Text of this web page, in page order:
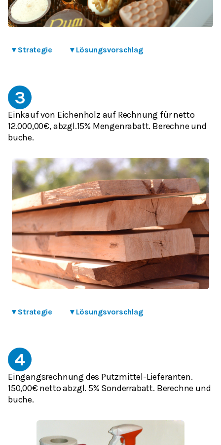
▾ Strategie ▾ Lösungsvorschlag
3
Einkauf von Eichenholz auf Rechnung für netto
12.000,00€, abzgl.15% Mengenrabatt. Berechne und
buche.
▾ Strategie ▾ Lösungsvorschlag
4
Eingangsrechnung des Putzmittel-Lieferanten.
150,00€ netto abzgl. 5% Sonderrabatt. Berechne und
buche.